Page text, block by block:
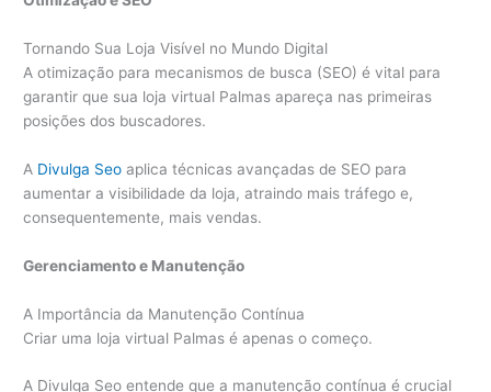
Tornando Sua Loja Visível no Mundo Digital
A otimização para mecanismos de busca (SEO) é vital para
garantir que sua loja virtual Palmas apareça nas primeiras
posições dos buscadores.
A Divulga Seo aplica técnicas avançadas de SEO para
aumentar a visibilidade da loja, atraindo mais tráfego e,
consequentemente, mais vendas.
Gerenciamento e Manutenção
A Importância da Manutenção Contínua
Criar uma loja virtual Palmas é apenas o começo.
A Divulga Seo entende que a manutenção contínua é crucial